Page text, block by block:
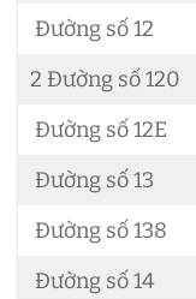
Đường số 12
2 Đường số 120
Đường số 12E
Đường số 13
Đường số 138
Đường số 14